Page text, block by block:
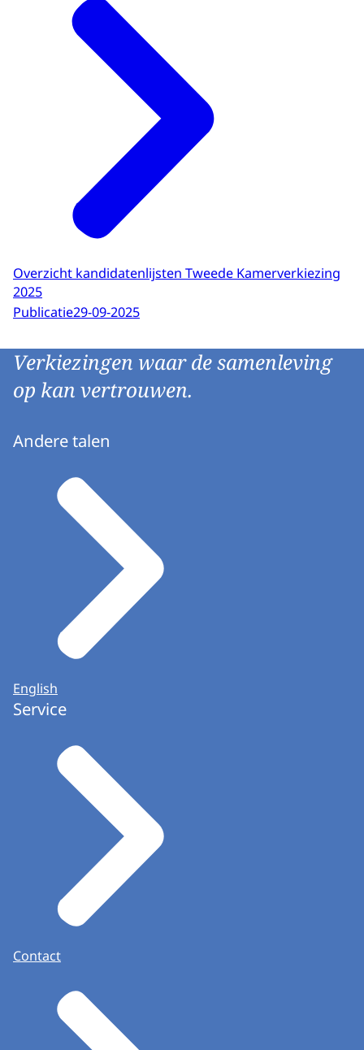
Overzicht kandidatenlijsten Tweede Kamerverkiezing
2025
Publicatie29-09-2025
Verkiezingen waar de samenleving
op kan vertrouwen.
Andere talen
English
Service
Contact